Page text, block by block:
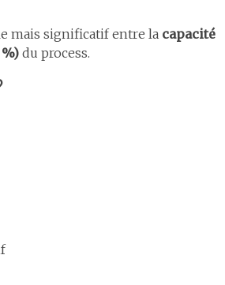
mais significatif entre la capacité
du process.